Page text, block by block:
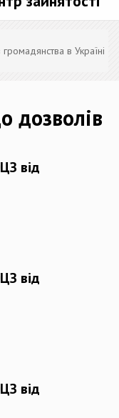
в Україні
дозволів
від
від
від